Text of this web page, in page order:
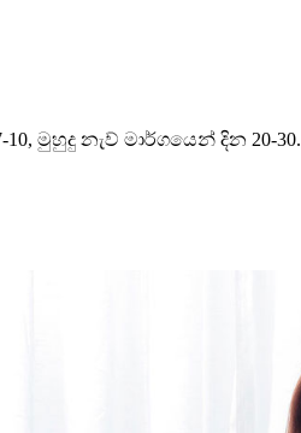
මුහුදු නැව් මාර්ගයෙන් දින 20-30.